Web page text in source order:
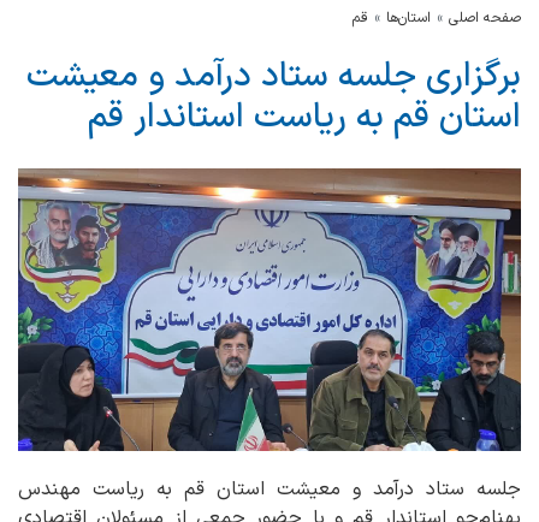
صفحه اصلی استان‌ها قم
برگزاری جلسه ستاد درآمد و معیشت
استان قم به ریاست استاندار قم
جلسه ستاد درآمد و معیشت استان قم به ریاست مهندس